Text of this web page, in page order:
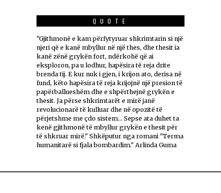
QUOTE
"Gjithmonë e kam përfytyruar shkrimtarin si një
njeri që e kanë mbyllur në një thes, dhe thesit ia
kanë zënë grykën fort, ndërkohë që ai
eksploron, pa u lodhur, hapësira të reja drite
brenda tij. E kur nuk i gjen, i krijon ato, derisa në
fund, këto hapësira të reja krijojnë një presion të
papërballueshëm dhe e shpërthejnë grykën e
thesit. Ja përse shkrimtarët e mirë janë
revolucionarë të kulluar dhe në opozitë të
përjetshme me çdo sistem... Sepse ata duhet ta
kenë gjithmonë të mbyllur grykën e thesit për
të shkruar mirë." Shkëputur nga romani "Terma
humanitarë si fjala bombardim." Arlinda Guma